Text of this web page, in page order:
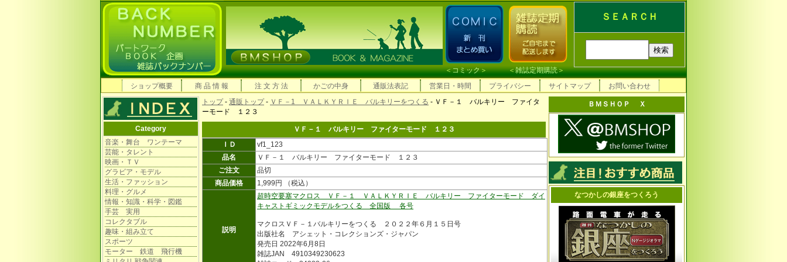
ＳＥＡＲＣＨ
＜コミック＞ ＜雑誌定期購読＞
ショップ概要
商 品 情 報 注 文 方 法 かごの中身 通販法表記 営業日・時間 プライバシー サイトマップ お問い合わせ
Category
音楽・舞台 ワンテーマ
芸能・タレント
映画・ＴＶ
グラビア・モデル
生活・ファッション
料理・グルメ
情報・知識・科学・図鑑
手芸 実用
コレクタブル
趣味・組み立て
スポーツ
モーター 鉄道 飛行機
トップ- 通販トップ- ＶＦ－1 ＶＡＬＫＹＲＩＥ バルキリーをつくる - ＶＦ－１ バルキリー ファイタ
ーモード １２３
ＶＦ－１ バルキリー ファイターモード １２３
ＩＤ
vf1_123
品名
ＶＦ－１ バルキリー ファイターモード １２３
ご注文
品切
商品価格
1,999円 （税込）
説明
超時空要塞マクロス ＶＦ－１ ＶＡＬＫＹＲＩＥ バルキリー ファイターモード ダイ
キャストギミックモデルをつくる 全国版 各号
マクロスＶＦ－１バルキリーをつくる ２０２２年６月１５日号
出版社名 アシェット・コレクションズ・ジャパン
発売日 2022年6月8日
雑誌JAN 4910349230623
ＢＭＳＨＯＰ Ｘ
なつかしの銀座をつくろう